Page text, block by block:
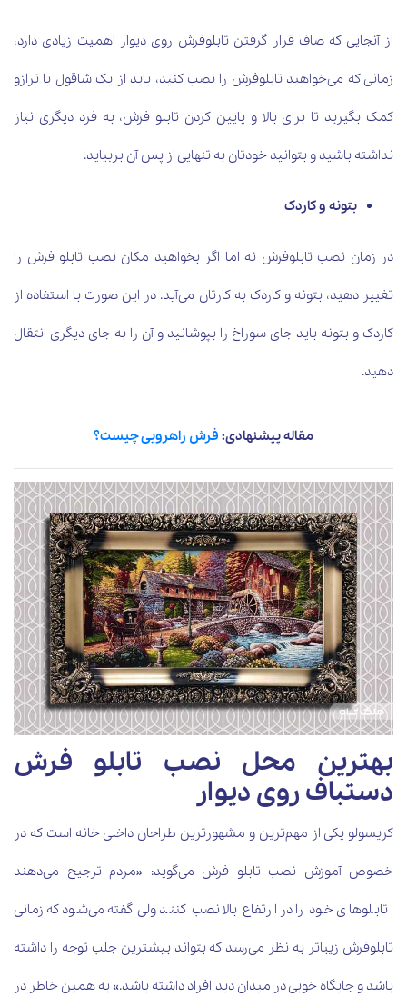
از آنجایی که صاف قرار گرفتن تابلوفرش روی دیوار اهمیت زیادی دارد،
زمانی که می‌خواهید تابلوفرش را نصب کنید، باید از یک شاقول یا ترازو
کمک بگیرید تا برای بالا و پایین کردن تابلو فرش، به فرد دیگری نیاز
نداشته باشید و بتوانید خودتان به تنهایی از پس آن بربیاید.
بتونه و کاردک
در زمان نصب تابلوفرش نه اما اگر بخواهید مکان نصب تابلو فرش را
تغییر دهید، بتونه و کاردک به کارتان می‌آید. در این صورت با استفاده از
کاردک و بتونه باید جای سوراخ را بپوشانید و آن را به جای دیگری انتقال
دهید.
مقاله پیشنهادی: فرش راهرویی چیست؟
بهترین محل نصب تابلو فرش
دستباف روی دیوار
کریسولو یکی از مهم‌ترین و مشهورترین طراحان داخلی خانه است که در
خصوص آموزش نصب تابلو فرش می‌گوید: «مردم ترجیح می‌دهند
تابلوهای خود را در ارتفاع بالا نصب کنند ولی گفته می‌شود که زمانی
تابلوفرش زیباتر به نظر می‌رسد که بتواند بیشترین جلب توجه را داشته
باشد و جایگاه خوبی در میدان دید افراد داشته باشد.» به همین خاطر در